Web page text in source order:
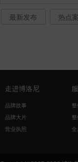
最新发布 热点
走进博洛尼
品牌故事
品牌大片
营业执照